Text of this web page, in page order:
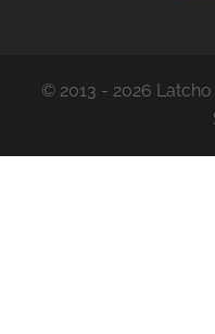
© 2013 - 2026